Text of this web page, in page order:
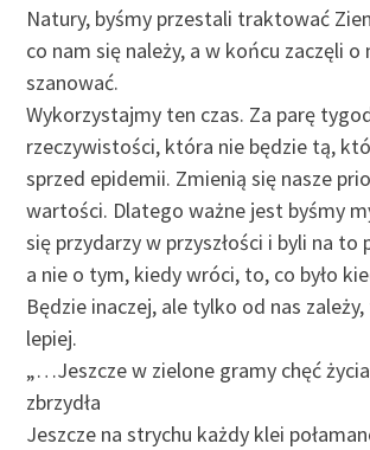
Natury, byśmy przestali traktować
co nam się należy, a w końcu zaczęli o
szanować.
Wykorzystajmy ten czas. Za parę
rzeczywistości, która nie będzie tą,
sprzed epidemii. Zmienią się nasze
wartości. Dlatego ważne jest byśmy
się przydarzy w przyszłości i byli na
a nie o tym, kiedy wróci, to, co było
Będzie inaczej, ale tylko od nas
lepiej.
„…Jeszcze w zielone gramy chęć
zbrzydła
Jeszcze na strychu każdy klei